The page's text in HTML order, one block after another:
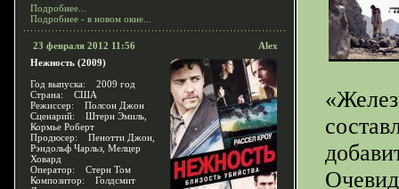
Подробнее...
Подробнее - в новом окне...
23 февраля 2012 11:56
Alex
Нежность (2009)
Год выпуска: 2009 год
Страна: США
Режиссер: Полсон Джон
Сценарий: Штерн Эмиль,
Кормье Роберт
Продюсер: Пенотти Джон,
Рэндольф Чарльз, Мелцер
Ховард
Оператор: Стерн Том
Композитор: Голдсмит